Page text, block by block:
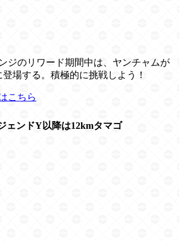
ジのリワード期間中は、ヤンチャムが
登場する。積極的に挑戦しよう！
こちら
ェンドY以降は12kmタマゴ